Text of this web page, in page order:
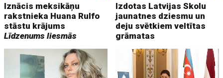
Iznācis meksikāņu
rakstnieka Huana Rulfo
stāstu krājums
Līdzenums liesmās
Izdotas Latvijas Skolu
jaunatnes dziesmu un
deju svētkiem veltītas
grāmatas